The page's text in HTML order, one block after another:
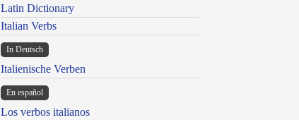
Latin Dictionary
Italian Verbs
In Deutsch
Italienische Verben
En español
Los verbos italianos